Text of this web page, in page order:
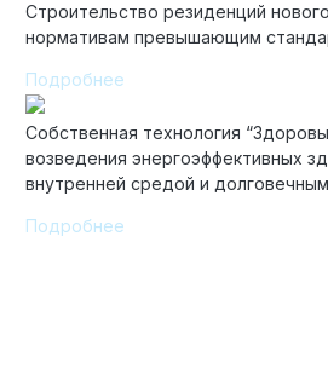
Управление проектом
Функция Генпроектировщик
Функция Генподрядчик
Дизайн интерьеров. Отделка
Облицовка фасада
Реконструкция
Строительство резиденций
нормативам превышающим
Подробнее
Собственная технология
возведения энергоэффективных
внутренней средой и
Подробнее